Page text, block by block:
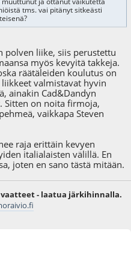
tms. vai pitänyt sitkeästi
polven liike, siis perustettu
myös kevyitä takkeja.
räätäleiden koulutus on
valmistavat hyvin
ainakin Cad&Dandyn
Sitten on noita firmoja,
vaikkapa Steven
raja erittäin kevyen
italialaisten välillä. En
joten en sano tästä mitään.
- laatua järkihinnalla.